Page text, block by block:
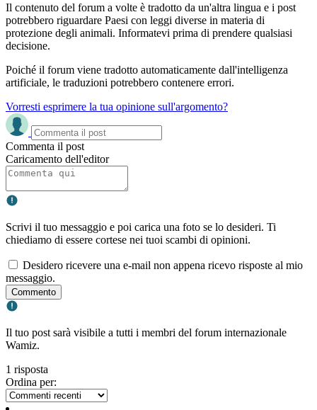
Il contenuto del forum a volte è tradotto da un'altra lingua e i post
potrebbero riguardare Paesi con leggi diverse in materia di
protezione degli animali. Informatevi prima di prendere qualsiasi
decisione.
Poiché il forum viene tradotto automaticamente dall'intelligenza
artificiale, le traduzioni potrebbero contenere errori.
Vorresti esprimere la tua opinione sull'argomento?
Commenta il post
Caricamento dell'editor
Scrivi il tuo messaggio e poi carica una foto se lo desideri. Ti
chiediamo di essere cortese nei tuoi scambi di opinioni.
Desidero ricevere una e-mail non appena ricevo risposte al mio
messaggio.
Commento
Il tuo post sarà visibile a tutti i membri del forum internazionale
Wamiz.
1 risposta
Ordina per: